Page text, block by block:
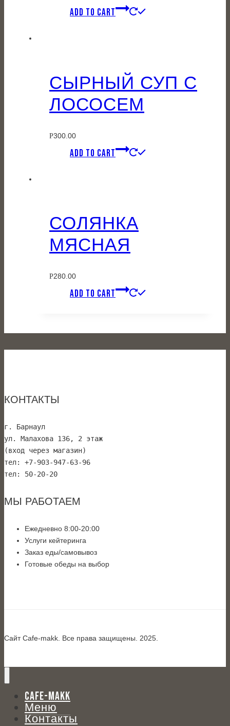
ADD TO CART
СЫРНЫЙ СУП С
ЛОСОСЕМ
Р300.00
ADD TO CART
СОЛЯНКА
МЯСНАЯ
Р280.00
ADD TO CART
КОНТАКТЫ
г. Барнаул
ул. Малахова 136, 2 этаж
(вход через магазин)
тел: +7-903-947-63-96
тел: 50-20-20
МЫ РАБОТАЕМ
Ежедневно 8:00-20:00
Услуги кейтеринга
Заказ еды/самовывоз
Готовые обеды на выбор
Сайт Cafe-makk. Все права защищены. 2025.
CAFE-MAKK
Меню
Контакты